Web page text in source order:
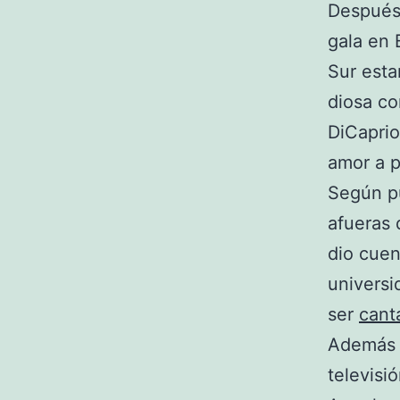
gala en
Sur
diosa
amor a
Según
afueras
dio
ser